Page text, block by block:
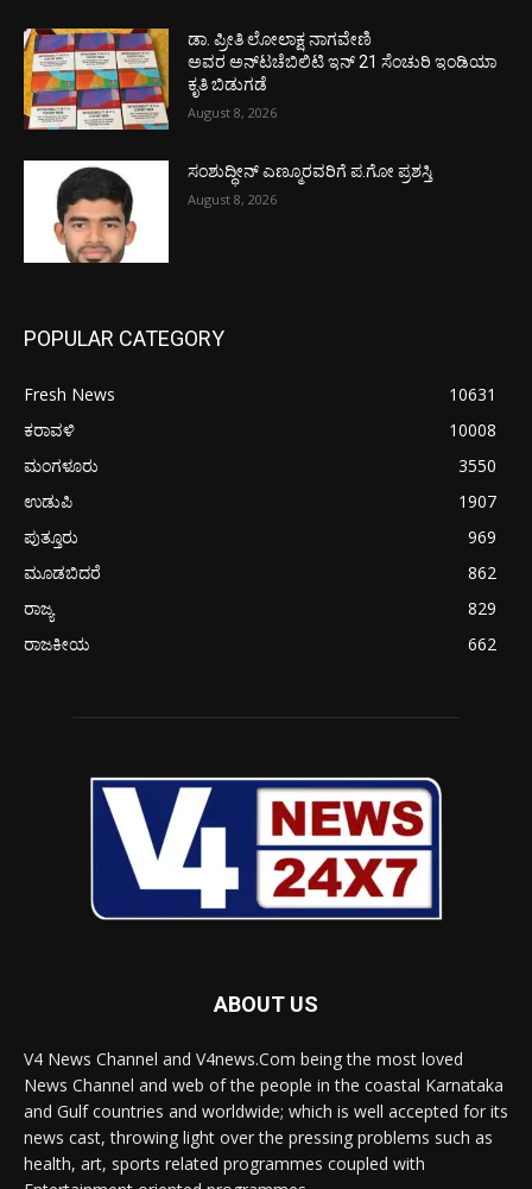
ಡಾ. ಪ್ರೀತಿ ಲೋಲಾಕ್ಷ ನಾಗವೇಣಿ
ಅವರ ಅನ್‌ಟಚೆಬಿಲಿಟಿ ಇನ್ 21 ಸೆಂಚುರಿ ಇಂಡಿಯಾ
ಕೃತಿ ಬಿಡುಗಡೆ
August 8, 2026
ಸಂಶುದ್ಧೀನ್ ಎಣ್ಮೂರವರಿಗೆ ಪ.ಗೋ ಪ್ರಶಸ್ತಿ
August 8, 2026
POPULAR CATEGORY
Fresh News
10631
ಕರಾವಳಿ
10008
ಮಂಗಳೂರು
3550
ಉಡುಪಿ
1907
ಪುತ್ತೂರು
969
ಮೂಡಬಿದರೆ
862
ರಾಜ್ಯ
829
ರಾಜಕೀಯ
662
ABOUT US
V4 News Channel and V4news.Com being the most loved
News Channel and web of the people in the coastal Karnataka
and Gulf countries and worldwide; which is well accepted for its
news cast, throwing light over the pressing problems such as
health, art, sports related programmes coupled with